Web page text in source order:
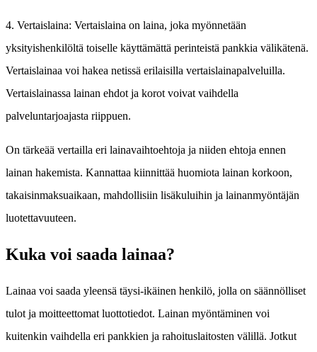
4. Vertaislaina: Vertaislaina on laina, joka myönnetään
yksityishenkilöltä toiselle käyttämättä perinteistä pankkia välikätenä.
Vertaislainaa voi hakea netissä erilaisilla vertaislainapalveluilla.
Vertaislainassa lainan ehdot ja korot voivat vaihdella
palveluntarjoajasta riippuen.
On tärkeää vertailla eri lainavaihtoehtoja ja niiden ehtoja ennen
lainan hakemista. Kannattaa kiinnittää huomiota lainan korkoon,
takaisinmaksuaikaan, mahdollisiin lisäkuluihin ja lainanmyöntäjän
luotettavuuteen.
Kuka voi saada lainaa?
Lainaa voi saada yleensä täysi-ikäinen henkilö, jolla on säännölliset
tulot ja moitteettomat luottotiedot. Lainan myöntäminen voi
kuitenkin vaihdella eri pankkien ja rahoituslaitosten välillä. Jotkut